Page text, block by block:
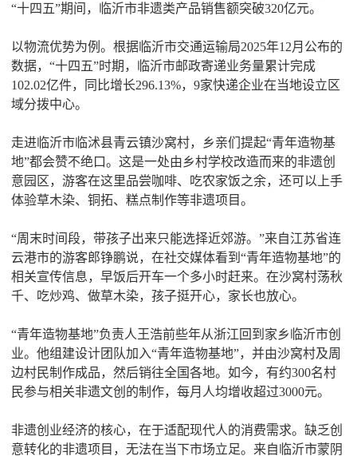
“十四五”期间，临沂市非遗类产品销售额突破320亿元。
以物流优势为例。根据临沂市交通运输局2025年12月公布的
数据，“十四五”时期，临沂市邮政寄递业务量累计完成
102.02亿件，同比增长296.13%，9家快递企业在当地设立区
域分拨中心。
走进临沂市临沭县青云镇沙窝村，乡亲们提起“青年造物基
地”都会赞不绝口。这是一处由乡村学校改造而来的非遗创
意园区，游客在这里品尝咖啡、吃农家饭之余，还可以上手
体验草木染、铜拓、糕点制作等非遗项目。
“周末时间段，带孩子出来只能选择近郊游。”来自江苏省连
云港市的游客郎铮鹏说，在社交媒体看到“青年造物基地”的
相关宣传信息，早饭后开车一个多小时赶来。在沙窝村荡秋
千、吃炒鸡、做草木染，孩子挺开心，家长也放心。
“青年造物基地”负责人王浩前些年从浙江回到家乡临沂市创
业。他组建设计团队加入“青年造物基地”，并由沙窝村及周
边村民制作成品，然后销往全国各地。如今，有约300名村
民参与相关非遗文创的制作，每月人均增收超过3000元。
非遗创业经济的核心，在于适配现代人的消费需求。缺乏创
意转化的非遗项目，无法在当下市场立足。来自临沂市蒙阴